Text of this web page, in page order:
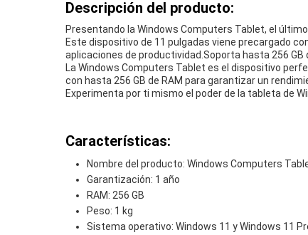
Descripción del producto:
Presentando la Windows Computers Tablet, el
Este dispositivo de 11 pulgadas viene precargado
aplicaciones de productividad.Soporta hasta 256
La Windows Computers Tablet es el dispositivo
con hasta 256 GB de RAM para garantizar un
Experimenta por ti mismo el poder de la tableta de
Características:
Nombre del producto: Windows Computers
Garantización: 1 año
RAM: 256 GB
Peso: 1 kg
Sistema operativo: Windows 11 y Windows 11